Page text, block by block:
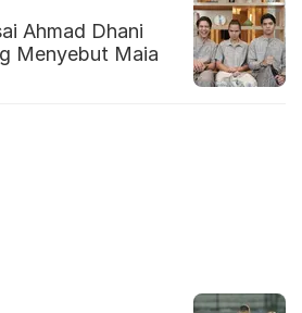
Ahmad Dhani
Menyebut Maia